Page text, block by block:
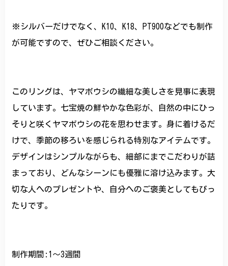
※シルバーだけでなく、K10、K18、PT900などでも制作
が可能ですので、ぜひご相談ください。
このリングは、ヤマボウシの繊細な美しさを見事に表現
しています。七宝焼の鮮やかな色彩が、自然の中にひっ
そりと咲くヤマボウシの花を思わせます。身に着けるだ
けで、季節の移ろいを感じられる特別なアイテムです。
デザインはシンプルながらも、細部にまでこだわりが詰
まっており、どんなシーンにも優雅に溶け込みます。大
切な人へのプレゼントや、自分へのご褒美としてもぴっ
たりです。
制作期間:1〜3週間